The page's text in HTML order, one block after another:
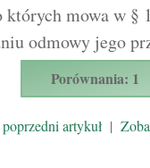
mowa w §
odmowy jego
Porównania: 1
artykuł|